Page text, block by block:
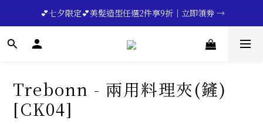
🔥💪My Superdad😍｜全館領券享9折｜立即領券 →
💕七夕限定💕美髮造型任選2件享9折｜立即領券 →
一分鐘登錄保固 | 買得安心又放心🔥▸▸
Trebonn - 兩用料理夾(鏟)
[CK04]